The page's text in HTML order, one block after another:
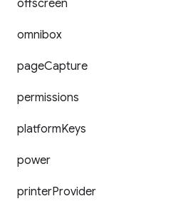
offscreen
omnibox
pageCapture
permissions
platformKeys
power
printerProvider